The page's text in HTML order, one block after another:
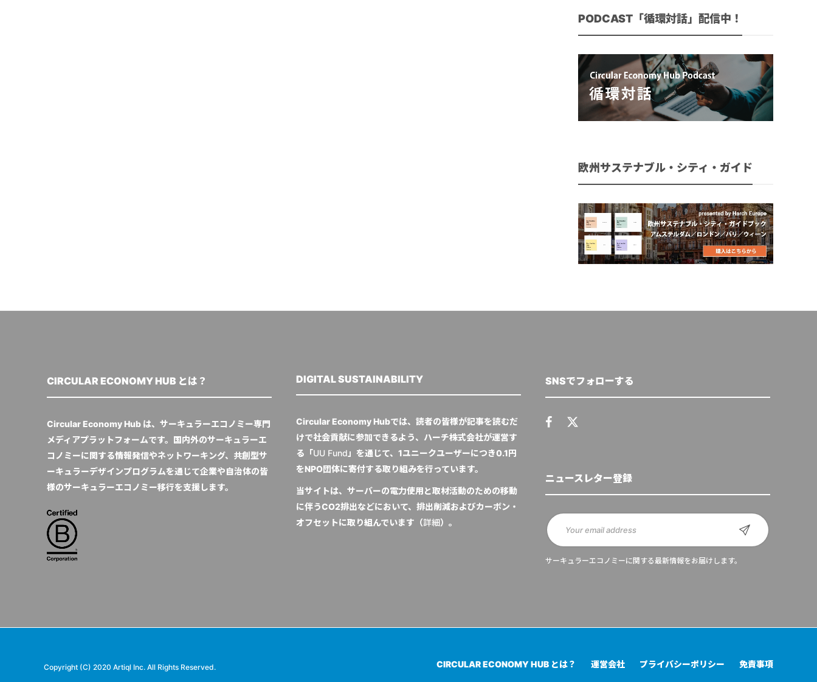
PODCAST「循環対話」配信中！
欧州サステナブル・シティ・ガイド
CIRCULAR ECONOMY HUB とは？
Circular Economy Hub は、サーキュラーエコノミー専門
メディアプラットフォームです。国内外のサーキュラーエ
コノミーに関する情報発信やネットワーキング、共創型サ
ーキュラーデザインプログラムを通じて企業や自治体の皆
様のサーキュラーエコノミー移行を支援します。
DIGITAL SUSTAINABILITY
Circular Economy Hubでは、読者の皆様が記事を読むだ
けで社会貢献に参加できるよう、ハーチ株式会社が運営す
る「UU Fund」を通じて、1ユニークユーザーにつき0.1円
をNPO団体に寄付する取り組みを行っています。
当サイトは、サーバーの電力使用と取材活動のための移動
に伴うCO2排出などにおいて、排出削減およびカーボン・
オフセットに取り組んでいます（詳細）。
SNSでフォローする
ニュースレター登録
サーキュラーエコノミーに関する最新情報をお届けします。
Copyright (C) 2020 Artiql Inc. All Rights Reserved. CIRCULAR ECONOMY HUB とは？ 運営会社 プライバシーポリシー 免責事項